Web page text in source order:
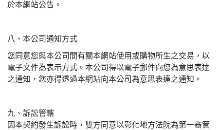
於本網站公告。
八、本公司通知方式
您同意您與本公司間有關本網站使用或購物所生之交易，以
電子文件為表示方式。本公司得以電子郵件向您為意思表達
之通知，您亦得透過本網站向本公司為意思表達之通知。
九、訴訟管轄
因本契約發生訴訟時，雙方同意以彰化地方法院為第一審管